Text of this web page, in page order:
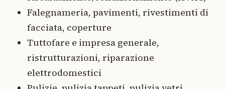
Falegnameria, pavimenti, rivestimenti di
facciata, coperture
Tuttofare e impresa generale,
ristrutturazioni, riparazione
elettrodomestici